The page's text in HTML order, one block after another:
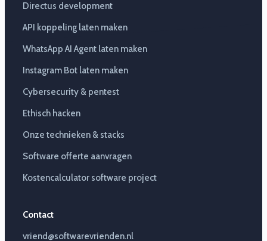
Directus development
API koppeling laten maken
WhatsApp AI Agent laten maken
Instagram Bot laten maken
Cybersecurity & pentest
Ethisch hacken
Onze technieken & stacks
Software offerte aanvragen
Kostencalculator software project
Contact
vriend@softwarevrienden.nl